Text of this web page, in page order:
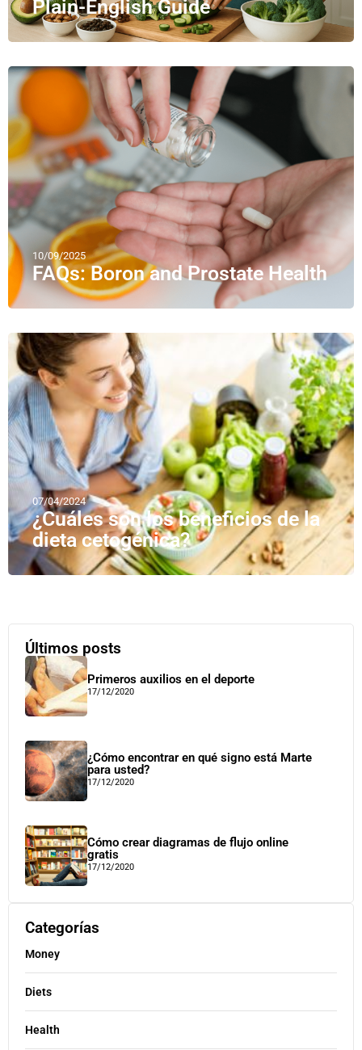
Plain-English Guide
10/09/2025
FAQs: Boron and Prostate Health
07/04/2024
¿Cuáles son los beneficios de la
dieta cetogénica?
Últimos posts
Primeros auxilios en el deporte
17/12/2020
¿Cómo encontrar en qué signo está Marte
para usted?
17/12/2020
Cómo crear diagramas de flujo online
gratis
17/12/2020
Categorías
Money
Diets
Health